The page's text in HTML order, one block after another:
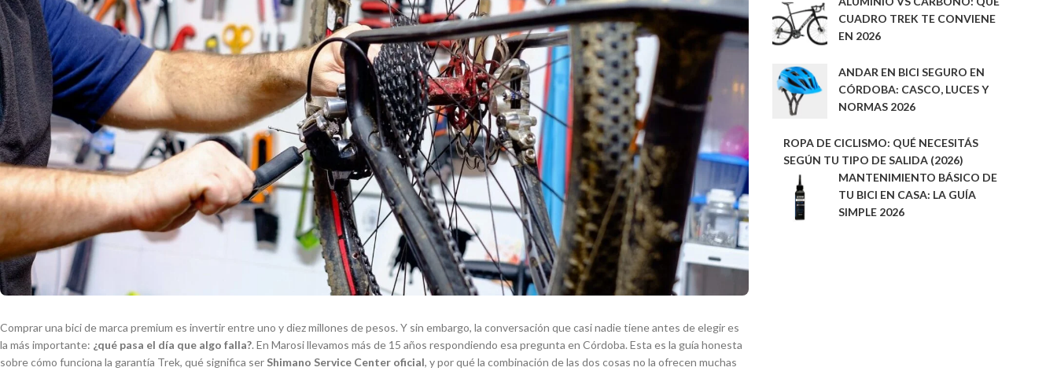
Comprar una bici de marca premium es invertir entre uno y diez millones de pesos. Y sin embargo, la conversación que casi nadie tiene antes de elegir es
la más importante: ¿qué pasa el día que algo falla?. En Marosi llevamos más de 15 años respondiendo esa pregunta en Córdoba. Esta es la guía honesta
sobre cómo funciona la garantía Trek, qué significa ser Shimano Service Center oficial, y por qué la combinación de las dos cosas no la ofrecen muchas
CUADRO TREK TE CONVIENE
EN 2026
ANDAR EN BICI SEGURO EN
CÓRDOBA: CASCO, LUCES Y
NORMAS 2026
ROPA DE CICLISMO: QUÉ NECESITÁS
SEGÚN TU TIPO DE SALIDA (2026)
MANTENIMIENTO BÁSICO DE
TU BICI EN CASA: LA GUÍA
SIMPLE 2026